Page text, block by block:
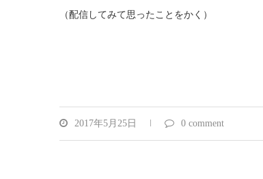
（配信してみて思ったことをかく）
2017年5月25日 0 comment